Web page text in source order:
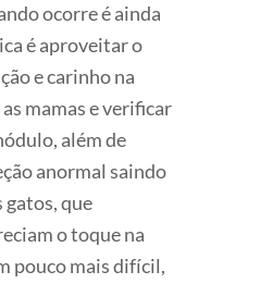
ocorre é ainda
é aproveitar o
e carinho na
mamas e verificar
além de
anormal saindo
gatos, que
o toque na
pouco mais difícil,